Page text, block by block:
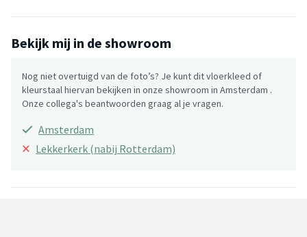
Bekijk mij in de showroom
Nog niet overtuigd van de foto’s? Je kunt dit vloerkleed of
kleurstaal hiervan bekijken in onze showroom in Amsterdam .
Onze collega's beantwoorden graag al je vragen.
Amsterdam
× Lekkerkerk (nabij Rotterdam)